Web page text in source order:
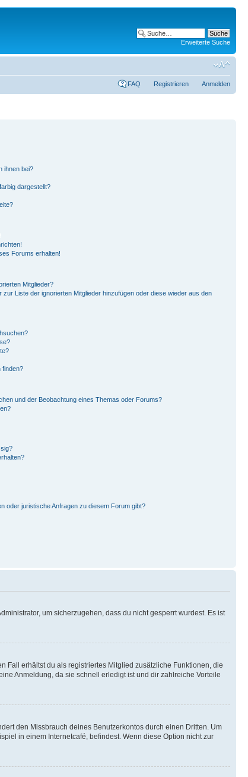
Erweiterte Suche
FAQ Registrieren Anmelden
ihnen bei?
dargestellt?
Forums erhalten!
Mitglieder?
Liste der ignorierten Mitglieder hinzufügen oder diese wieder aus den
finden?
und der Beobachtung eines Themas oder Forums?
oder juristische Anfragen zu diesem Forum gibt?
um sicherzugehen, dass du nicht gesperrt wurdest. Es ist
Fall erhältst du als registriertes Mitglied zusätzliche Funktionen, die
Anmeldung, da sie schnell erledigt ist und dir zahlreiche Vorteile
den Missbrauch deines Benutzerkontos durch einen Dritten. Um
in einem Internetcafé, befindest. Wenn diese Option nicht zur